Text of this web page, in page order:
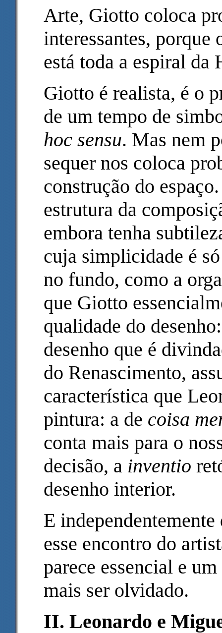
Arte, Giotto coloca
interessantes,
está toda a espiral da
Giotto é realista, é o
de um tempo de
hoc sensu. Mas nem
sequer nos coloca
construção do
estrutura da
embora tenha
cuja simplicidade é
no fundo, como a
que Giotto
qualidade do
desenho que é
do Renascimento,
característica que
pintura: a de coisa
conta mais para o
decisão, a inventio
desenho interior.
E
esse encontro do
parece essencial e
mais ser olvidado.
II. Leonardo e